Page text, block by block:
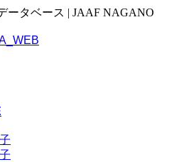
ータベース | JAAF NAGANO